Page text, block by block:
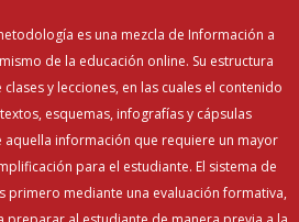
es una mezcla de Información a
de la educación online. Su estructura
y lecciones, en las cuales el contenido
esquemas, infografías y cápsulas
aquella información que requiere un mayor
para el estudiante. El sistema de
primero mediante una evaluación formativa,